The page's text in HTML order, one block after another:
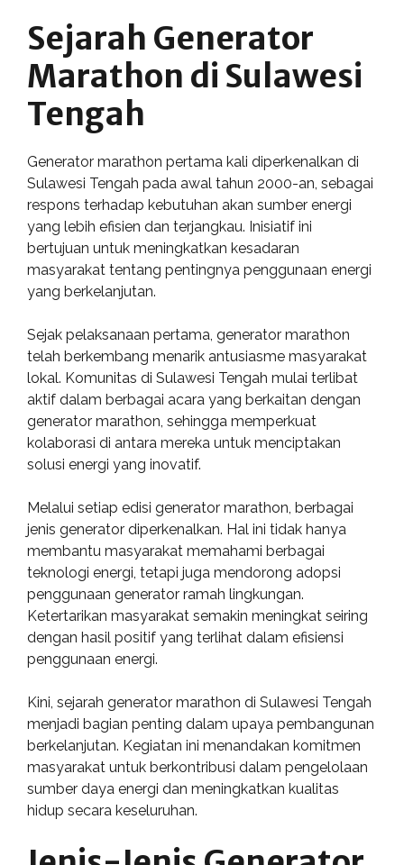
Sejarah Generator
Marathon di Sulawesi
Tengah
Generator marathon pertama kali diperkenalkan di
Sulawesi Tengah pada awal tahun 2000-an, sebagai
respons terhadap kebutuhan akan sumber energi
yang lebih efisien dan terjangkau. Inisiatif ini
bertujuan untuk meningkatkan kesadaran
masyarakat tentang pentingnya penggunaan energi
yang berkelanjutan.
Sejak pelaksanaan pertama, generator marathon
telah berkembang menarik antusiasme masyarakat
lokal. Komunitas di Sulawesi Tengah mulai terlibat
aktif dalam berbagai acara yang berkaitan dengan
generator marathon, sehingga memperkuat
kolaborasi di antara mereka untuk menciptakan
solusi energi yang inovatif.
Melalui setiap edisi generator marathon, berbagai
jenis generator diperkenalkan. Hal ini tidak hanya
membantu masyarakat memahami berbagai
teknologi energi, tetapi juga mendorong adopsi
penggunaan generator ramah lingkungan.
Ketertarikan masyarakat semakin meningkat seiring
dengan hasil positif yang terlihat dalam efisiensi
penggunaan energi.
Kini, sejarah generator marathon di Sulawesi Tengah
menjadi bagian penting dalam upaya pembangunan
berkelanjutan. Kegiatan ini menandakan komitmen
masyarakat untuk berkontribusi dalam pengelolaan
sumber daya energi dan meningkatkan kualitas
hidup secara keseluruhan.